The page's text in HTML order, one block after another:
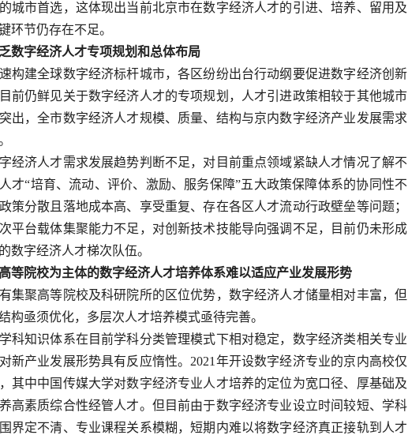
城市首选，这体现出当前北京市在数字经济人才的引进、培养、留用及
环节仍存在不足。
乏数字经济人才专项规划和总体布局
构建全球数字经济标杆城市，各区纷纷出台行动纲要促进数字经济创新
前仍鲜见关于数字经济人才的专项规划，人才引进政策相较于其他城市
出，全市数字经济人才规模、质量、结构与京内数字经济产业发展需求
经济人才需求发展趋势判断不足，对目前重点领域紧缺人才情况了解不
才“培育、流动、评价、激励、服务保障”五大政策保障体系的协同性不
策分散且落地成本高、享受重复、存在各区人才流动行政壁垒等问题；
平台载体集聚能力不足，对创新技术技能导向强调不足，目前仍未形成
数字经济人才梯次队伍。
高等院校为主体的数字经济人才培养体系难以适应产业发展形势
集聚高等院校及科研院所的区位优势，数字经济人才储量相对丰富，但
构亟须优化，多层次人才培养模式亟待完善。
科知识体系在目前学科分类管理模式下相对稳定，数字经济类相关专业
新产业发展形势具有反应惰性。2021年开设数字经济专业的京内高校仅
其中中国传媒大学对数字经济专业人才培养的定位为宽口径、厚基础及
高素质综合性经管人才。但目前由于数字经济专业设立时间较短、学科
界定不清、专业课程关系模糊，短期内难以将数字经济真正接轨到人才